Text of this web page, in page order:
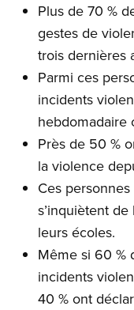
Plus de 70 %
gestes de
trois dernières
Parmi ces
incidents
hebdomadaire
Près de 50 %
la violence
Ces
s’inquiètent
leurs écoles.
Même si 60 %
incidents
40 % ont